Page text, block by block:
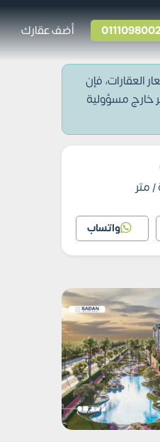
أضف عقارك
العقارات، فإن
خارج مسؤولية
/ متر
واتساب